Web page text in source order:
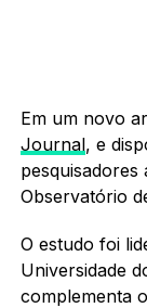
Em um novo
Journal, e
Observatório
O estudo foi
Universidade
complementa